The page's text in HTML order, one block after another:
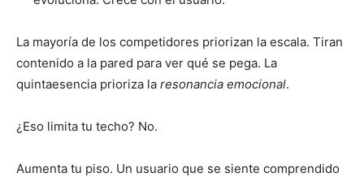
La mayoría de los competidores priorizan la escala. Tiran
contenido a la pared para ver qué se pega. La
quintaesencia prioriza la resonancia emocional.
¿Eso limita tu techo? No.
Aumenta tu piso. Un usuario que se siente comprendido